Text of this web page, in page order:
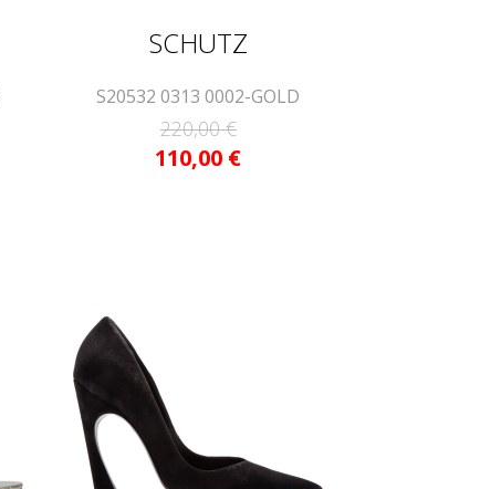
SCHUTZ
S20532 0313 0002-GOLD
220,00 €
110,00 €